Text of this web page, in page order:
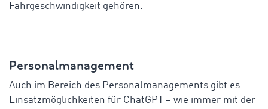
Fahrgeschwindigkeit gehören.
Personalmanagement
Auch im Bereich des Personalmanagements gibt es
Einsatzmöglichkeiten für ChatGPT – wie immer mit der